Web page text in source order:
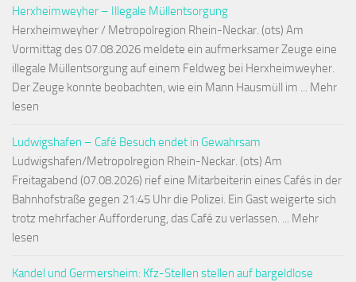
Herxheimweyher – Illegale Müllentsorgung
Herxheimweyher / Metropolregion Rhein-Neckar. (ots) Am
Vormittag des 07.08.2026 meldete ein aufmerksamer Zeuge eine
illegale Müllentsorgung auf einem Feldweg bei Herxheimweyher.
Der Zeuge konnte beobachten, wie ein Mann Hausmüll im ... Mehr
lesen
Ludwigshafen – Café Besuch endet in Gewahrsam
Ludwigshafen/Metropolregion Rhein-Neckar. (ots) Am
Freitagabend (07.08.2026) rief eine Mitarbeiterin eines Cafés in der
Bahnhofstraße gegen 21:45 Uhr die Polizei. Ein Gast weigerte sich
trotz mehrfacher Aufforderung, das Café zu verlassen. ... Mehr
lesen
Kandel und Germersheim: Kfz-Stellen stellen auf bargeldlose